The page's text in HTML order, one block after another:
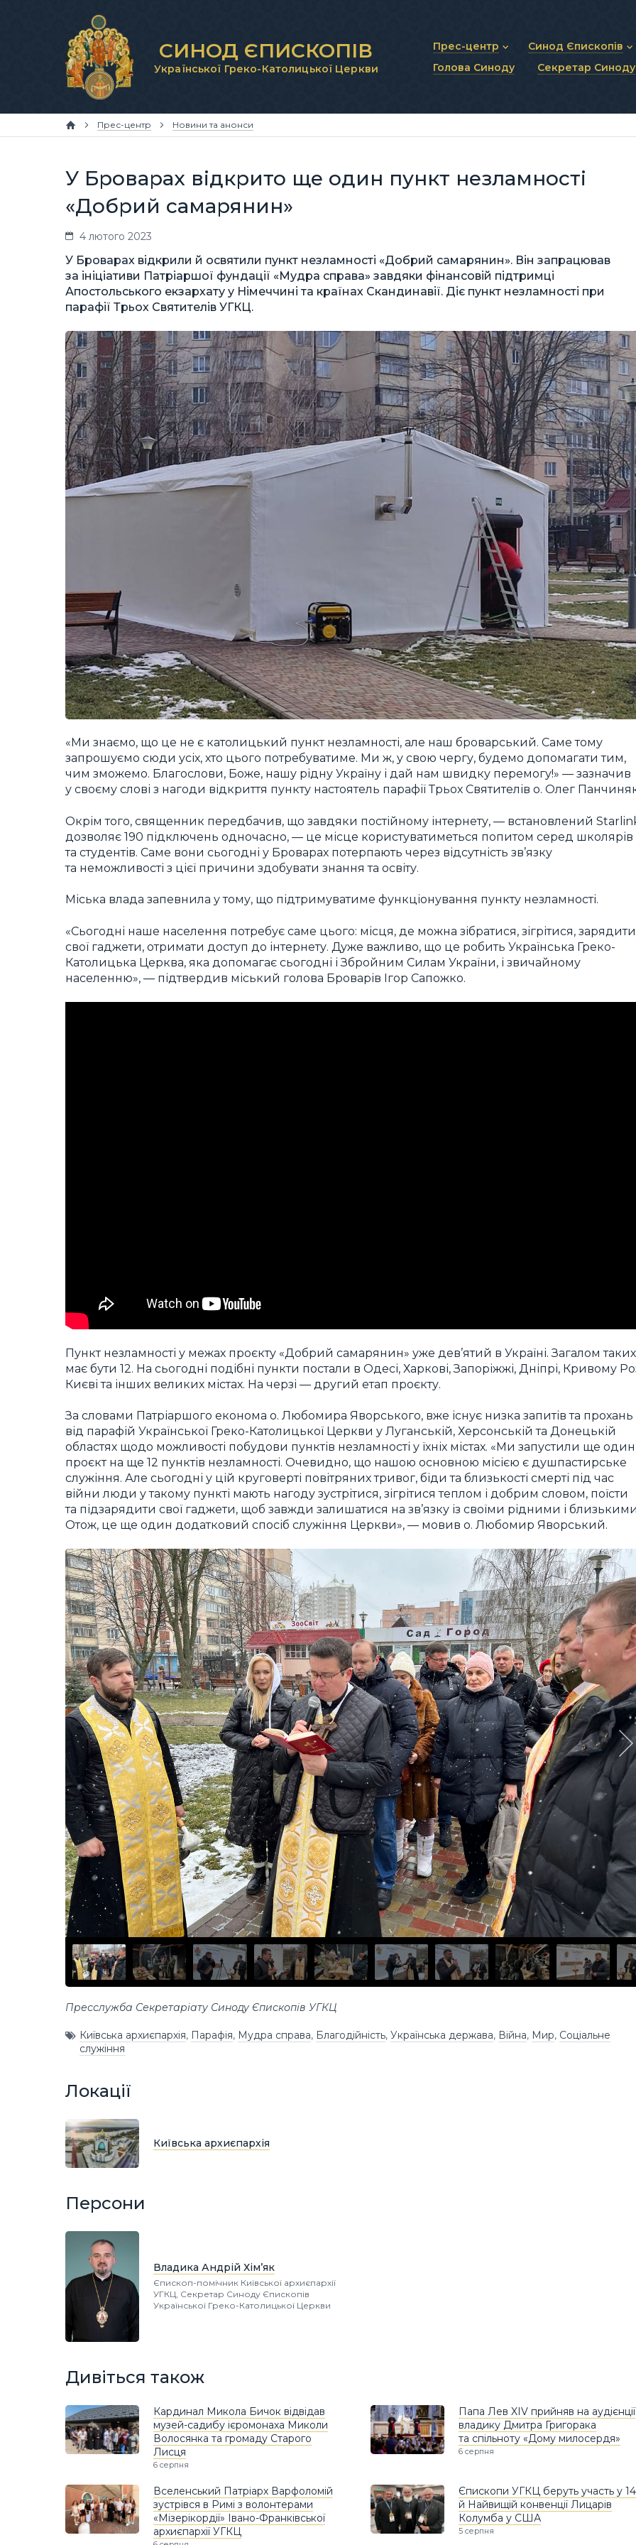
СИНОД ЄПИСКОПІВ
Української Греко-Католицької Церкви
Прес-центр
Новини та анонси
Синод Єпископів
Статут Синоду
Синодальні органи
Голова Синоду Секретар Синоду
Прес-центр Новини та анонси
У Броварах відкрито ще один пункт незламності
«Добрий самарянин»
4 лютого 2023
У Броварах відкрили й освятили пункт незламності «Добрий самарянин». Він запрацював
за ініціативи Патріаршої фундації «Мудра справа» завдяки фінансовій підтримці
Апостольського екзархату у Німеччині та країнах Скандинавії. Діє пункт незламності при
парафії Трьох Святителів УГКЦ.
«Ми знаємо, що це не є католицький пункт незламності, але наш броварський. Саме тому
запрошуємо сюди усіх, хто цього потребуватиме. Ми ж, у свою чергу, будемо допомагати тим,
чим зможемо. Благослови, Боже, нашу рідну Україну і дай нам швидку перемогу!» — зазначив
у своєму слові з нагоди відкриття пункту настоятель парафії Трьох Святителів о. Олег
Окрім того, священник передбачив, що завдяки постійному інтернету, — встановлений
дозволяє 190 підключень одночасно, — це місце користуватиметься попитом серед школярів
та студентів. Саме вони сьогодні у Броварах потерпають через відсутність зв’язку
та неможливості з цієї причини здобувати знання та освіту.
Міська влада запевнила у тому, що підтримуватиме функціонування пункту незламності.
«Сьогодні наше населення потребує саме цього: місця, де можна зібратися, зігрітися, зарядити
свої гаджети, отримати доступ до інтернету. Дуже важливо, що це робить Українська Греко-
Католицька Церква, яка допомагає сьогодні і Збройним Силам України, і звичайному
населенню», — підтвердив міський голова Броварів Ігор Сапожко.
Пункт незламності у межах проєкту «Добрий самарянин» уже дев’ятий в Україні. Загалом таких
має бути 12. На сьогодні подібні пункти постали в Одесі, Харкові, Запоріжжі, Дніпрі, Кривому
Києві та інших великих містах. На черзі — другий етап проєкту.
За словами Патріаршого економа о. Любомира Яворського, вже існує низка запитів та прохань
від парафій Української Греко-Католицької Церкви у Луганській, Херсонській та Донецькій
областях щодо можливості побудови пунктів незламності у їхніх містах. «Ми запустили ще один
проєкт на ще 12 пунктів незламності. Очевидно, що нашою основною місією є душпастирське
служіння. Але сьогодні у цій круговерті повітряних тривог, біди та близькості смерті під час
війни люди у такому пункті мають нагоду зустрітися, зігрітися теплом і добрим словом, поїсти
та підзарядити свої гаджети, щоб завжди залишатися на зв’язку із своїми рідними і
Отож, це ще один додатковий спосіб служіння Церкви», — мовив о. Любомир Яворський.
Пресслужба Секретаріату Синоду Єпископів УГКЦ
Київська архиєпархія, Парафія, Мудра справа, Благодійність, Українська держава, Війна, Мир, Соціальне
служіння
Локації
Київська архиєпархія
Персони
Владика Андрій Хім’як
Єпископ-помічник Київської архиєпархії
УГКЦ, Секретар Синоду Єпископів
Української Греко-Католицької Церкви
Дивіться також
Кардинал Микола Бичок відвідав
музей-садибу ієромонаха Миколи
Волосянка та громаду Старого
Лисця
6 серпня
Папа Лев XIV прийняв на аудієнції
владику Дмитра Григорака
та спільноту «Дому милосердя»
6 серпня
Вселенський Патріарх Варфоломій
зустрівся в Римі з волонтерами
«Мізерікордії» Івано-Франківської
архиєпархії УГКЦ
Єпископи УГКЦ беруть участь у
й Найвищій конвенції Лицарів
Колумба у США
5 серпня